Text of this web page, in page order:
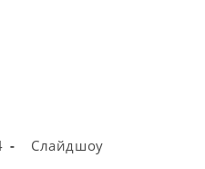
Рубрика
записи:
Слайдшоу